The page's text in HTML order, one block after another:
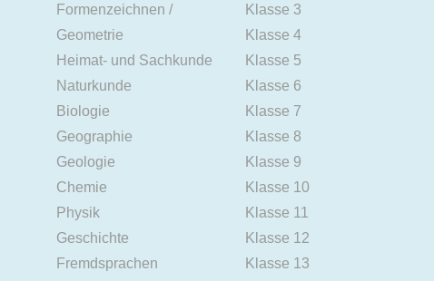
Formenzeichnen /
Geometrie
Heimat- und Sachkunde
Naturkunde
Biologie
Geographie
Geologie
Chemie
Physik
Geschichte
Fremdsprachen
Klasse 3
Klasse 4
Klasse 5
Klasse 6
Klasse 7
Klasse 8
Klasse 9
Klasse 10
Klasse 11
Klasse 12
Klasse 13